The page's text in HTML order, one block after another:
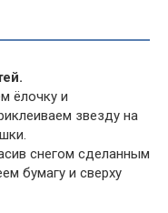
ёлочку и
звезду на
снегом сделанным
бумагу и сверху